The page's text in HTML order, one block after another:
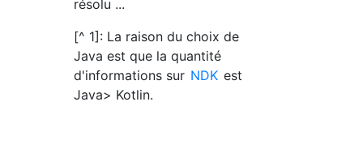
résolu ...
[^ 1]: La raison du choix de
Java est que la quantité
d'informations sur NDK est
Java> Kotlin.